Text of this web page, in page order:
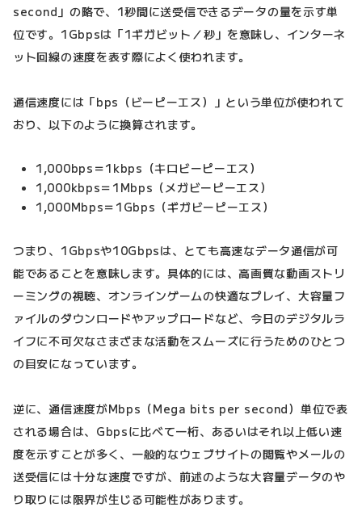
second」の略で、1秒間に送受信できるデータの量を示す単
位です。1Gbpsは「1ギガビット／秒」を意味し、インターネ
ット回線の速度を表す際によく使われます。
通信速度には「bps（ビーピーエス）」という単位が使われて
おり、以下のように換算されます。
1,000bps＝1kbps（キロビーピーエス）
1,000kbps＝1Mbps（メガビーピーエス）
1,000Mbps＝1Gbps（ギガビーピーエス）
つまり、1Gbpsや10Gbpsは、とても高速なデータ通信が可
能であることを意味します。具体的には、高画質な動画ストリ
ーミングの視聴、オンラインゲームの快適なプレイ、大容量フ
ァイルのダウンロードやアップロードなど、今日のデジタルラ
イフに不可欠なさまざまな活動をスムーズに行うためのひとつ
の目安になっています。
逆に、通信速度がMbps（Mega bits per second）単位で表
される場合は、Gbpsに比べて一桁、あるいはそれ以上低い速
度を示すことが多く、一般的なウェブサイトの閲覧やメールの
送受信には十分な速度ですが、前述のような大容量データのや
り取りには限界が生じる可能性があります。